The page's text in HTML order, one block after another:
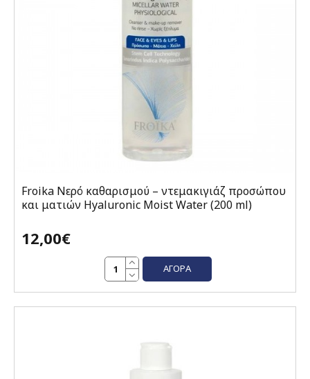
Froika Νερό καθαρισμού – ντεμακιγιάζ προσώπου
και ματιών Hyaluronic Moist Water (200 ml)
12,00€
ΑΓΟΡΆ